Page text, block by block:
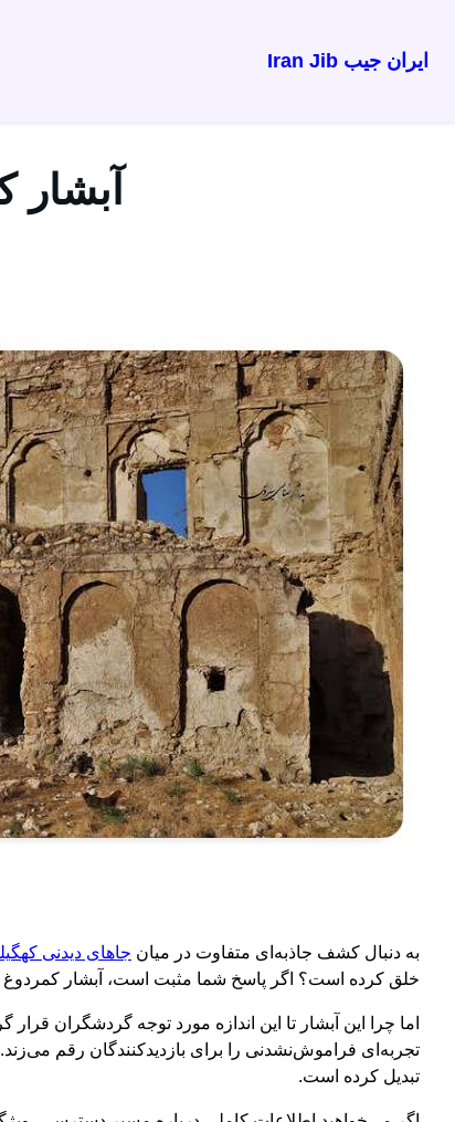
ایران جیب Iran Jib
به دنبال کشف جاذبه‌ای متفاوت در میان جاهای دیدنی
خلق کرده است؟ اگر پاسخ شما مثبت است، آبشار کمردوغ
اما چرا این آبشار تا این اندازه مورد توجه گردشگران
تجربه‌ای فراموش‌نشدنی را برای بازدیدکنندگان رقم
تبدیل کرده است.